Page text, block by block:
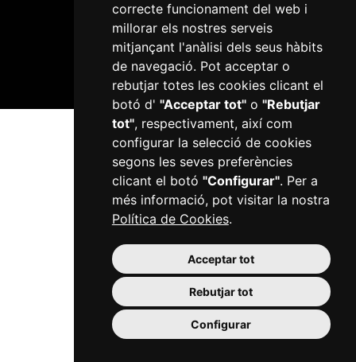
correcte funcionament del web i
millorar els nostres serveis
mitjançant l'anàlisi dels seus hàbits
de navegació. Pot acceptar o
rebutjar totes les cookies clicant el
botó d' "Acceptar tot"o "Rebutjar
tot", respectivament, així com
configurar la selecció de cookies
segons les seves preferències
clicant el botó "Configurar". Per a
més informació, pot visitar la nostra
Política de Cookies.
Acceptar tot
Rebutjar tot
Configurar
Plaça del Mercadal · 43201 Reus
977 010 010
ajuntament@reus.cat | reus.cat